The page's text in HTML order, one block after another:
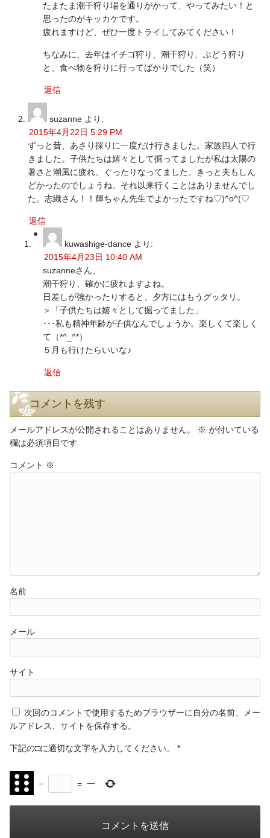
たまたま潮干狩り場を通りがかって、やってみたい！と
思ったのがキッカケです。
疲れますけど、ぜひ一度トライしてみてください！
ちなみに、去年はイチゴ狩り、潮干狩り、ぶどう狩り
と、食べ物を狩りに行ってばかりでした（笑）
返信
suzanne より:
2015年4月22日 5:29 PM
ずっと昔、あさり採りに一度だけ行きました。家族四人で行
きました。子供たちは嬉々として掘ってましたが私は太陽の
暑さと潮風に疲れ、ぐったりなってました。きっと夫もしん
どかったのでしょうね。それ以来行くことはありませんでし
た。志織さん！！輝ちゃん先生でよかったですね♡)^o^(♡
返信
kuwashige-dance より:
2015年4月23日 10:40 AM
suzanneさん、
潮干狩り、確かに疲れますよね。
日差しが強かったりすると、夕方にはもうグッタリ。
＞「子供たちは嬉々として掘ってました」
･･･私も精神年齢が子供なんでしょうか。楽しくて楽しく
て（*^_^*）
５月も行けたらいいな♪
返信
コメントを残す
メールアドレスが公開されることはありません。 ※ が付いている
欄は必須項目です
コメント ※
名前
メール
サイト
次回のコメントで使用するためブラウザーに自分の名前、メー
ルアドレス、サイトを保存する。
下記の□に適切な文字を入力してください。 *
− = 一